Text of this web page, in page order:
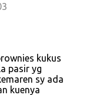
kukus
pasir yg
sy ada
kuenya